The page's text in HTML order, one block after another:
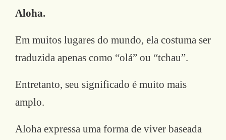
Aloha.
Em muitos lugares do mundo, ela costuma ser
traduzida apenas como “olá” ou “tchau”.
Entretanto, seu significado é muito mais
amplo.
Aloha expressa uma forma de viver baseada